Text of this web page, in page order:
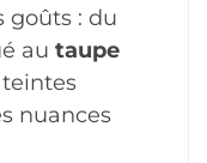
goûts : du
au taupe
nuances